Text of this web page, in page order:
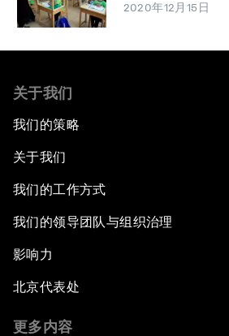
2020年12月15日
关于我们
我们的策略
关于我们
我们的工作方式
我们的领导团队与组织治理
影响力
北京代表处
更多内容